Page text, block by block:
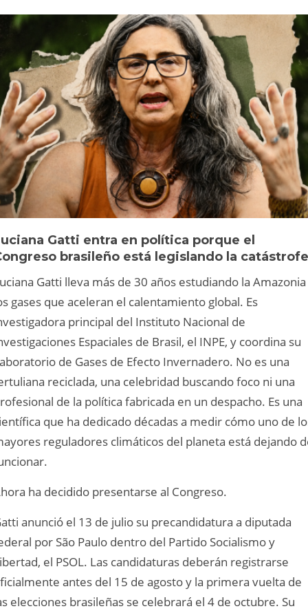
Gatti entra en política porque el
brasileño está legislando la
Gatti lleva más de 30 años estudiando la
gases que aceleran el calentamiento global. Es
principal del Instituto Nacional de
Espaciales de Brasil, el INPE, y coordina su
de Gases de Efecto Invernadero. No es una
reciclada, una celebridad buscando foco ni una
de la política fabricada en un despacho. Es una
que ha dedicado décadas a medir cómo uno de
reguladores climáticos del planeta está dejando
ha decidido presentarse al Congreso.
anunció el 13 de julio su precandidatura a diputada
por São Paulo dentro del Partido Socialismo y
el PSOL. Las candidaturas deberán registrarse
antes del 15 de agosto y la primera vuelta de
elecciones brasileñas se celebrará el 4 de octubre. Su